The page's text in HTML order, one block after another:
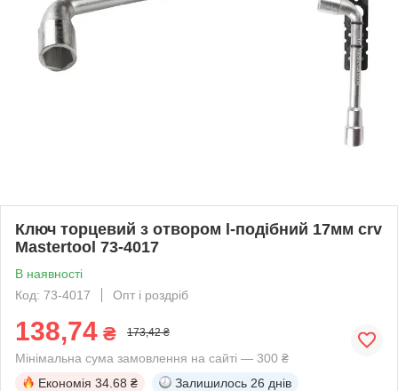
Ключ торцевий з отвором l-подібний 17мм crv
Mastertool 73-4017
В наявності
Код: 73-4017
Опт і роздріб
138,74 ₴ 173,42 ₴
Мінімальна сума замовлення на сайті — 300 ₴
Економія 34.68 ₴ Залишилось 26 днів